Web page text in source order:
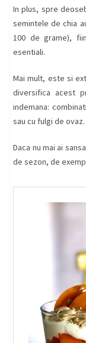
In plus, spre
semintele de chia
100 de grame),
esentiali.
Mai mult, este si
diversifica acest
indemana:
sau cu fulgi de ovaz.
Daca nu mai ai
de sezon, de